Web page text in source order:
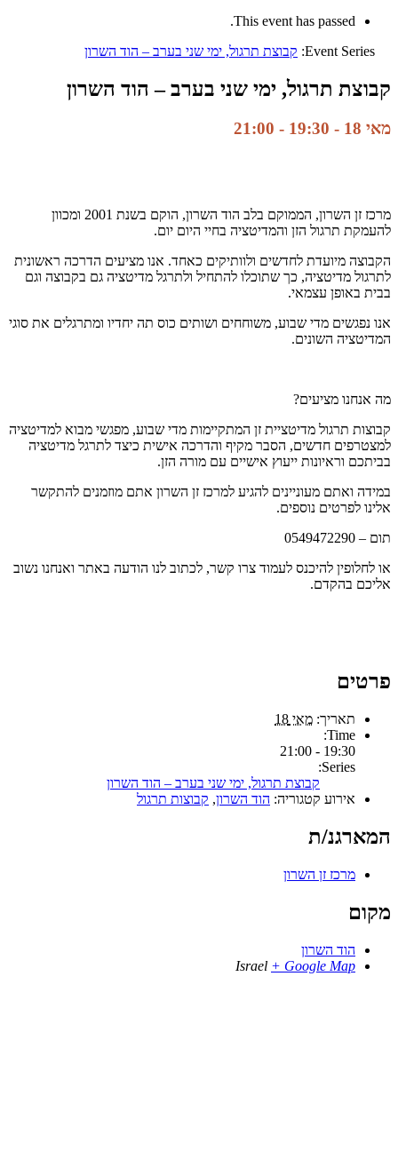
This event has passed.
Event Series: קבוצת תרגול, ימי שני בערב – הוד השרון
קבוצת תרגול, ימי שני בערב – הוד השרון
מאי 18 - 19:30 -
21:00
מרכז זן השרון, הממוקם בלב הוד השרון, הוקם בשנת 2001 ומכוון
להעמקת תרגול הזן והמדיטציה בחיי היום יום.
הקבוצה מיועדת לחדשים ולוותיקים כאחד. אנו מציעים הדרכה ראשונית
לתרגול מדיטציה, כך שתוכלו להתחיל ולתרגל מדיטציה גם בקבוצה וגם
בבית באופן עצמאי.
אנו נפגשים מדי שבוע, משוחחים ושותים כוס תה יחדיו ומתרגלים את סוגי
המדיטציה השונים.
מה אנחנו מציעים?
בביתכם וראיונות ייעוץ אישיים עם מורה הזן.
אלינו לפרטים נוספים.
תום – 0549472290
אליכם בהקדם.
פרטים
תאריך: מאי 18
Time:
19:30 - 21:00
Series:
קבוצת תרגול, ימי שני בערב – הוד השרון
אירוע קטגוריה: הוד השרון, קבוצות תרגול
המארגנ/ת
מרכז זן השרון
מקום
הוד השרון
Israel + Google Map